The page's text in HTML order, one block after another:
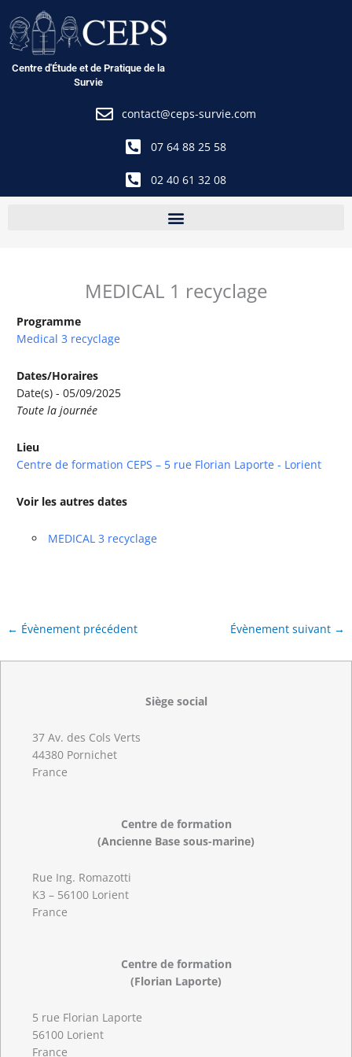
au
contenu
Centre d'Étude et de Pratique de la
Survie
contact@ceps-survie.com
07 64 88 25 58
02 40 61 32 08
MEDICAL 1 recyclage
Programme
Medical 3 recyclage
Dates/Horaires
Date(s) - 05/09/2025
Toute la journée
Lieu
Centre de formation CEPS – 5 rue Florian Laporte - Lorient
Voir les autres dates
MEDICAL 3 recyclage
← Évènement précédent Évènement suivant →
Siège social
37 Av. des Cols Verts
44380 Pornichet
France
Centre de formation
(Ancienne Base sous-marine)
Rue Ing. Romazotti
K3 – 56100 Lorient
France
Centre de formation
(Florian Laporte)
5 rue Florian Laporte
56100 Lorient
France